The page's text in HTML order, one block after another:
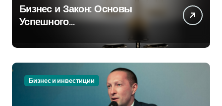
Бизнес и Закон: Основы
Успешного
Бизнес и инвестиции